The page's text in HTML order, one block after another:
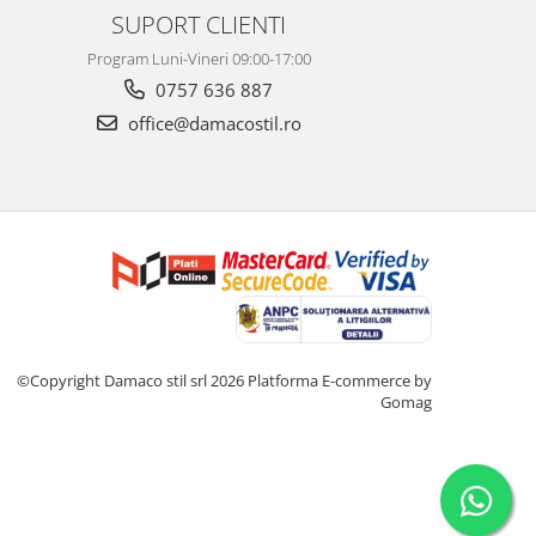
SUPORT CLIENTI
Program Luni-Vineri 09:00-17:00
0757 636 887
office@damacostil.ro
©Copyright Damaco stil srl 2026 Platforma E-commerce by
Gomag